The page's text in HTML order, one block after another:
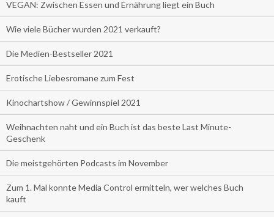
VEGAN: Zwischen Essen und Ernährung liegt ein Buch
Wie viele Bücher wurden 2021 verkauft?
Die Medien-Bestseller 2021
Erotische Liebesromane zum Fest
Kinochartshow / Gewinnspiel 2021
Weihnachten naht und ein Buch ist das beste Last Minute-
Geschenk
Die meistgehörten Podcasts im November
Zum 1. Mal konnte Media Control ermitteln, wer welches Buch
kauft